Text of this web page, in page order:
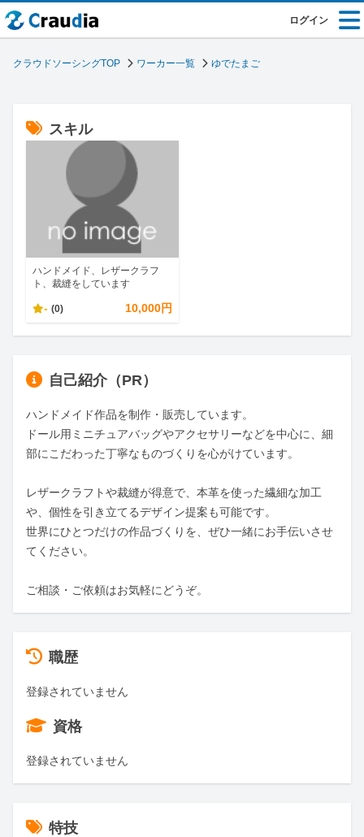
ログイン
クラウドソーシングTOP ワーカー一覧 ゆでたまご
スキル
ハンドメイド、レザークラフ
ト、裁縫をしています
- (0) 10,000円
自己紹介（PR）
ハンドメイド作品を制作・販売しています。
ドール用ミニチュアバッグやアクセサリーなどを中心に、細
部にこだわった丁寧なものづくりを心がけています。
レザークラフトや裁縫が得意で、本革を使った繊細な加工
や、個性を引き立てるデザイン提案も可能です。
世界にひとつだけの作品づくりを、ぜひ一緒にお手伝いさせ
てください。
ご相談・ご依頼はお気軽にどうぞ。
職歴
登録されていません
資格
登録されていません
特技